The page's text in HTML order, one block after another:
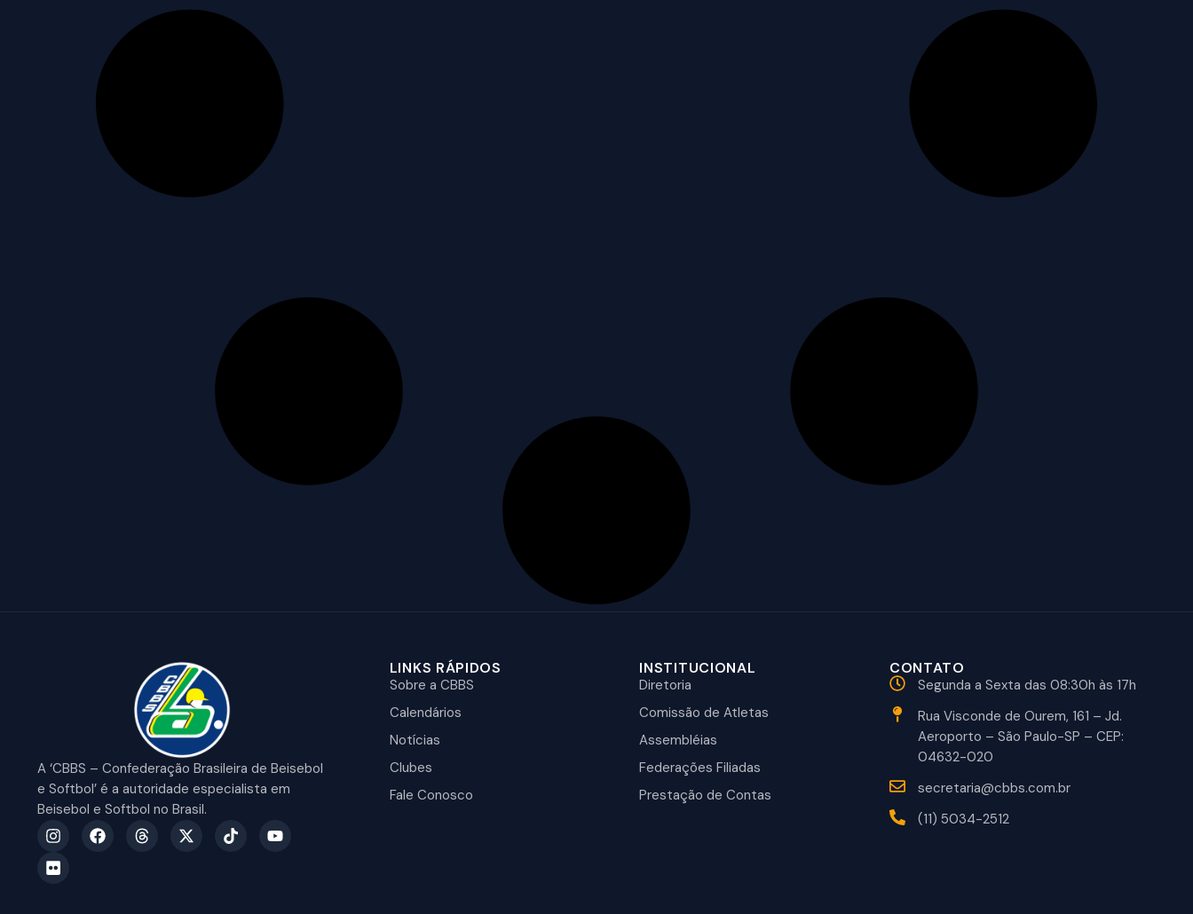
A ‘CBBS – Confederação Brasileira de Beisebol
e Softbol’ é a autoridade especialista em
Beisebol e Softbol no Brasil.
LINKS RÁPIDOS
Sobre a CBBS
Calendários
Notícias
Clubes
Fale Conosco
INSTITUCIONAL
Diretoria
Comissão de Atletas
Assembléias
Federações Filiadas
Prestação de Contas
CONTATO
Segunda a Sexta das 08:30h às 17h
Rua Visconde de Ourem, 161 – Jd.
Aeroporto – São Paulo-SP – CEP:
04632-020
secretaria@cbbs.com.br
(11) 5034-2512